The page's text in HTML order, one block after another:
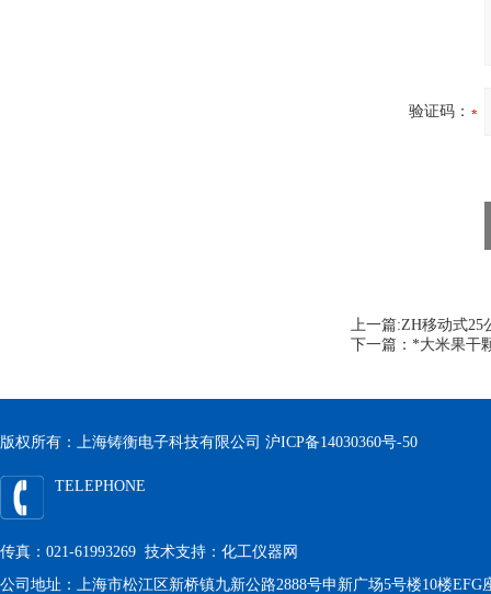
验证码：
上一篇:ZH移动式25
下一篇： *大米果干
版权所有：上海铸衡电子科技有限公司 沪ICP备14030360号-50
TELEPHONE
传真：021-61993269 技术支持： 化工仪器网
公司地址：上海市松江区新桥镇九新公路2888号申新广场5号楼10楼EFG